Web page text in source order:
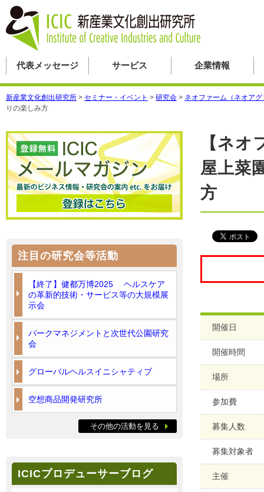
代表メッセージ サービス 企業情報
新産業文化創出研究所 > セミナー・イベント > 研究会 > ネオファーム（ネオア
りの楽しみ方
【ネ
屋上菜
方
開催日
開催時間
場所
参加費
募集人数
募集対象者
主催
注目の研究会等活動
【終了】健都万博2025 ヘルスケア
の革新的技術・サービス等の大規模展
示会
パークマネジメントと次世代公園研究
会
グローバルヘルスイニシャティブ
空想商品開発研究所
その他の活動を見る
ICICプロデューサーブログ